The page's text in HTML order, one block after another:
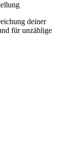
deiner
für unzählige